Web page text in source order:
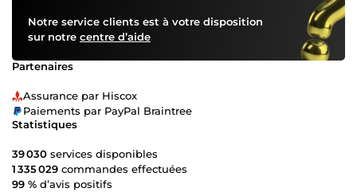
Notre service clients est à votre disposition
sur notre centre d’aide
Partenaires
Assurance par Hiscox
Paiements par PayPal Braintree
Statistiques
39 030 services disponibles
1 335 029 commandes effectuées
99 % d’avis positifs